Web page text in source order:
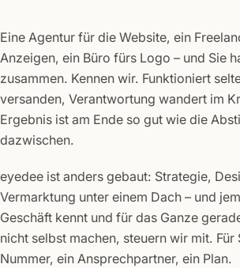
Eine Agentur für die Website, ein
Anzeigen, ein Büro fürs Logo – und Sie
zusammen. Kennen wir. Funktioniert
versanden, Verantwortung wandert im
Ergebnis ist am Ende so gut wie die
dazwischen.
eyedee ist anders gebaut: Strategie,
Vermarktung unter einem Dach – und
Geschäft kennt und für das Ganze
nicht selbst machen, steuern wir mit. Für
Nummer, ein Ansprechpartner, ein Plan.